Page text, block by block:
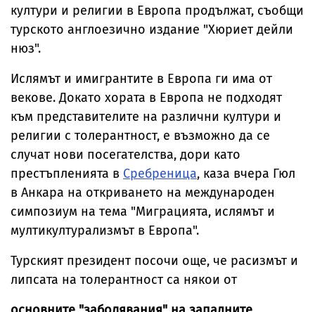
култури и религии в Европа продължат, съобщи
турското англоезично издание "Хюриет дейли
нюз".
Ислямът и имигрантите в Европа ги има от
векове. Докато хората в Европа не подходят
към представителите на различни култури и
религии с толерантност, е възможно да се
случат нови посегателства, дори като
престъпленията в Сребреница, каза вчера Гюл
в Анкара на откриването на международен
симпозиум на тема "Миграцията, ислямът и
мултикултурализмът в Европа".
Турският президент посочи още, че расизмът и
липсата на толерантност са някои от